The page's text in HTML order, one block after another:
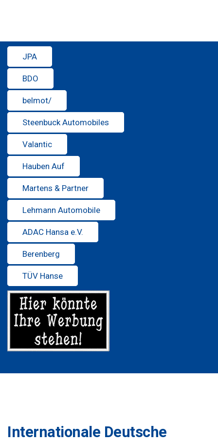
JPA
BDO
belmot/
Steenbuck Automobiles
Valantic
Hauben Auf
Martens & Partner
Lehmann Automobile
ADAC Hansa e.V.
Berenberg
TÜV Hanse
Internationale Deutsche